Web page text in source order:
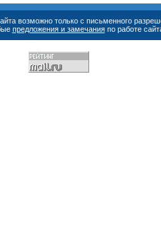
возможно только с письменного
предложения и замечанияпо работе